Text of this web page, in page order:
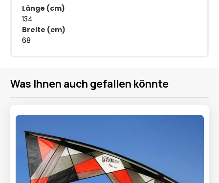
Länge (cm)
134
Breite (cm)
68
Was Ihnen auch gefallen könnte